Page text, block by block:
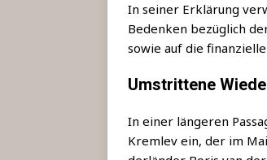
In sei­ner Erklä­rung
Beden­ken bezüg­lich
sowie auf die
Umstrittene
In einer län­ge­ren
Kreml­ev ein, der im